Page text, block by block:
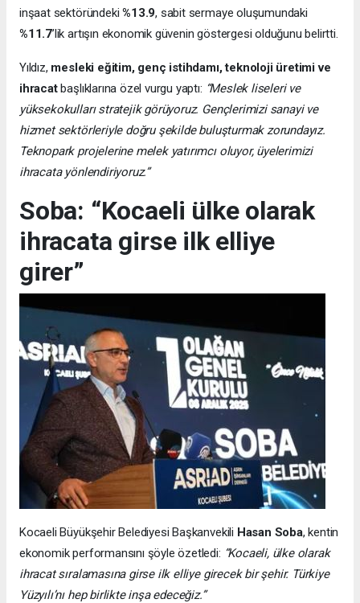
inşaat sektöründeki%13.9, sabit sermaye oluşumundaki
%11.7’lik artışın ekonomik güvenin göstergesi olduğunu belirtti.
Yıldız, mesleki eğitim, genç istihdamı, teknoloji üretimi ve
ihracatbaşlıklarına özel vurgu yaptı: “Meslek liseleri ve
yüksekokulları stratejik görüyoruz. Gençlerimizi sanayi ve
hizmet sektörleriyle doğru şekilde buluşturmak zorundayız.
Teknopark projelerine melek yatırımcı oluyor, üyelerimizi
ihracata yönlendiriyoruz.”
Soba: “Kocaeli ülke olarak
ihracata girse ilk elliye
girer”
Kocaeli Büyükşehir Belediyesi Başkanvekili Hasan Soba, kentin
ekonomik performansını şöyle özetledi: “Kocaeli, ülke olarak
ihracat sıralamasına girse ilk elliye girecek bir şehir. Türkiye
Yüzyılı’nı hep birlikte inşa edeceğiz.”